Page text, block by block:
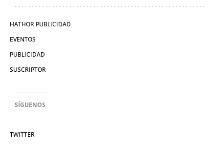
HATHOR PUBLICIDAD
EVENTOS
PUBLICIDAD
SUSCRIPTOR
SÍGUENOS
TWITTER